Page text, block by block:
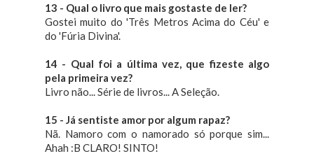
13 - Qual o livro que mais gostaste de ler?
Gostei muito do 'Três Metros Acima do Céu' e
do 'Fúria Divina'.
14 - Qual foi a última vez, que fizeste algo
pela primeira vez?
Livro não... Série de livros... A Seleção.
15 - Já sentiste amor por algum rapaz?
Nã. Namoro com o namorado só porque sim...
Ahah :B CLARO! SINTO!